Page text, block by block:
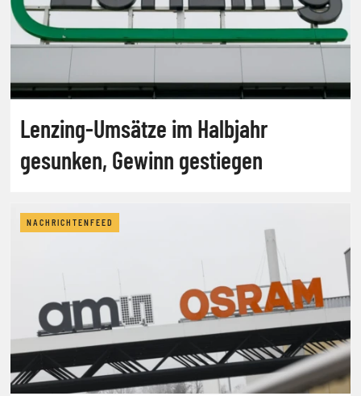
Lenzing-Umsätze im Halbjahr
gesunken, Gewinn gestiegen
NACHRICHTENFEED